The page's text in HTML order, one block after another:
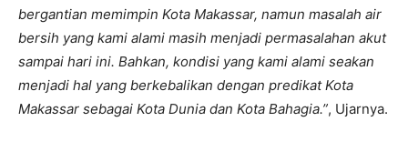
bergantian memimpin Kota Makassar, namun masalah air
bersih yang kami alami masih menjadi permasalahan akut
sampai hari ini. Bahkan, kondisi yang kami alami seakan
menjadi hal yang berkebalikan dengan predikat Kota
Makassar sebagai Kota Dunia dan Kota Bahagia.”, Ujarnya.